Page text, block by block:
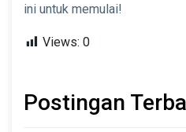
ini untuk memulai!
Views: 0
Postingan